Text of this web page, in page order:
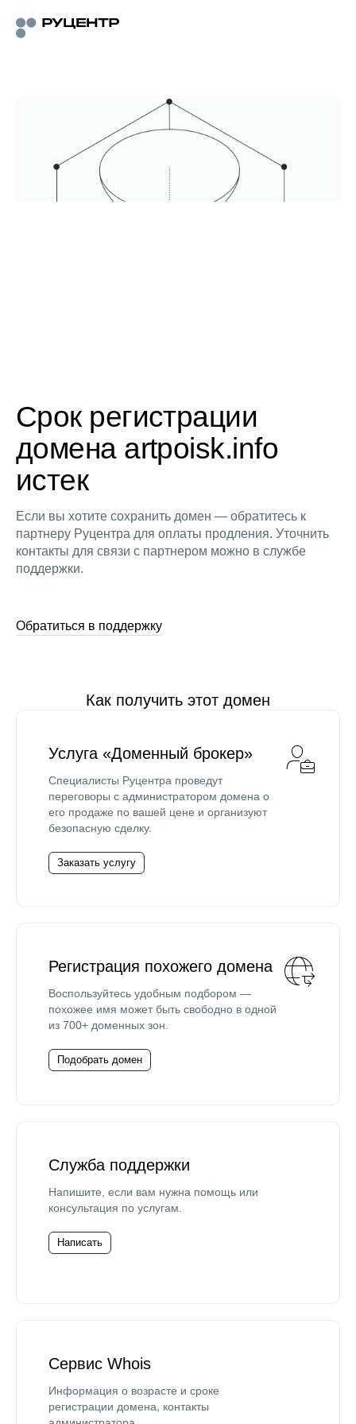
Срок регистрации
домена artpoisk.info
истек
Если вы хотите сохранить домен — обратитесь к
партнеру Руцентра для оплаты продления. Уточнить
контакты для связи с партнером можно в службе
поддержки.
Обратиться в поддержку
Как получить этот домен
Услуга «Доменный брокер»
Специалисты Руцентра проведут
переговоры с администратором домена о
его продаже по вашей цене и организуют
безопасную сделку.
Заказать услугу
Регистрация похожего домена
Воспользуйтесь удобным подбором —
похожее имя может быть свободно в одной
из 700+ доменных зон.
Подобрать домен
Служба поддержки
Напишите, если вам нужна помощь или
консультация по услугам.
Написать
Сервис Whois
Информация о возрасте и сроке
регистрации домена, контакты